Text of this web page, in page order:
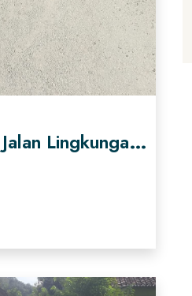
Pembangunan Jalan Lingkungan penunjang fungsi Hunian Di Desa Mendolo Kidul, Kecamatan Punung, Kabupaten Pacitan